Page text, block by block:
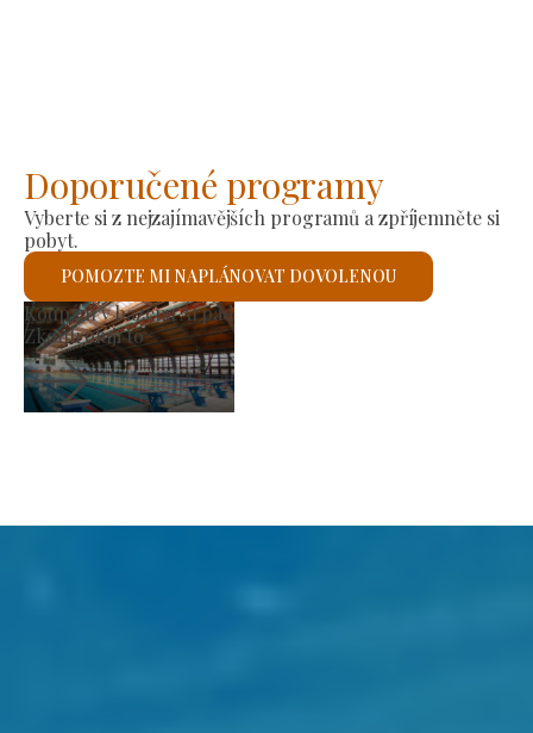
Doporučené programy
Vyberte si z nejzajímavějších programů a zpříjemněte si
pobyt.
POMOZTE MI NAPLÁNOVAT DOVOLENOU
trh
to